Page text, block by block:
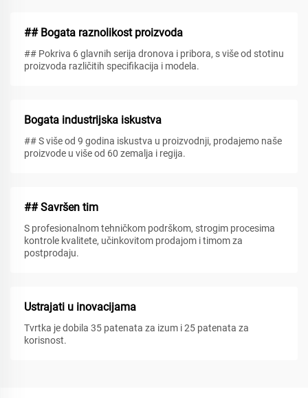
## Bogata raznolikost proizvoda
## Pokriva 6 glavnih serija dronova i pribora, s više od stotinu
proizvoda različitih specifikacija i modela.
Bogata industrijska iskustva
## S više od 9 godina iskustva u proizvodnji, prodajemo naše
proizvode u više od 60 zemalja i regija.
## Savršen tim
S profesionalnom tehničkom podrškom, strogim procesima
kontrole kvalitete, učinkovitom prodajom i timom za
postprodaju.
Ustrajati u inovacijama
Tvrtka je dobila 35 patenata za izum i 25 patenata za
korisnost.